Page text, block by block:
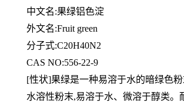
中文名:果绿铝色淀
外文名:Fruit green
分子式:C20H40N2
CAS NO:556-22-9
[性状]果绿是一种易溶于水的暗绿色
水溶性粉末,易溶于水、微溶于醇类。